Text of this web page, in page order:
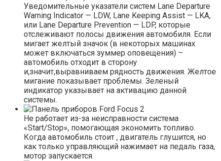
Уведомительные указатели систем Lane Departure
Warning Indicator — LDW, Lane Keeping Assist — LKA,
или Lane Departure Prevention — LDP, которые
отслеживают полосы движения автомобиля. Если
мигает желтый значок (в некоторых машинах
может включаться зуммер оповещения) –
автомобиль отходит в сторону
и,значит,выравниваем рядность движения. Желтое
мигание показывает проблемы. Зеленый
индикатор указывает на активацию данной
системы.
Не работает из-за неисправности система
«Start/Stop», помогающая экономить топливо.
Когда автомобиль стоит , двигатель глушится, но
как только управляющий нажимает на педаль газа,
мотор запускается.